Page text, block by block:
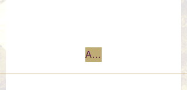
Accueil